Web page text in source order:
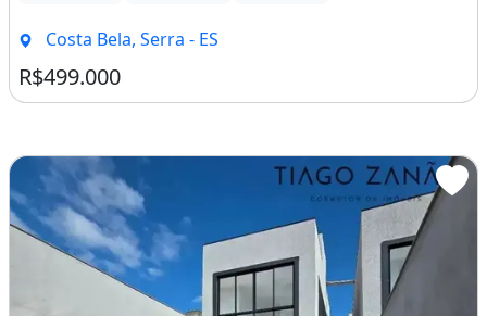
Costa Bela, Serra - ES
R$499.000